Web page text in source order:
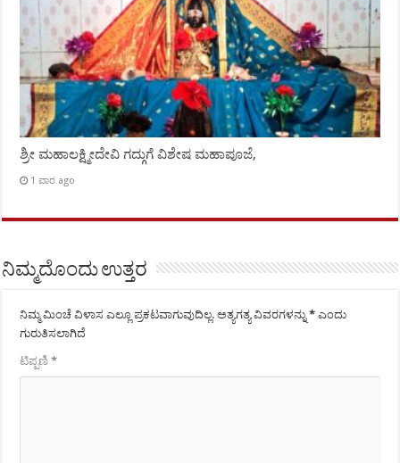
ಶ್ರೀ ಮಹಾಲಕ್ಷ್ಮೀದೇವಿ ಗದ್ಗುಗೆ ವಿಶೇಷ ಮಹಾಪೂಜೆ,
1 ವಾರ ago
ನಿಮ್ಮದೊಂದು ಉತ್ತರ
ನಿಮ್ಮ ಮಿಂಚೆ ವಿಳಾಸ ಎಲ್ಲೂ ಪ್ರಕಟವಾಗುವುದಿಲ್ಲ. ಅತ್ಯಗತ್ಯ ವಿವರಗಳನ್ನು* ಎಂದು
ಗುರುತಿಸಲಾಗಿದೆ
ಟಿಪ್ಪಣಿ*